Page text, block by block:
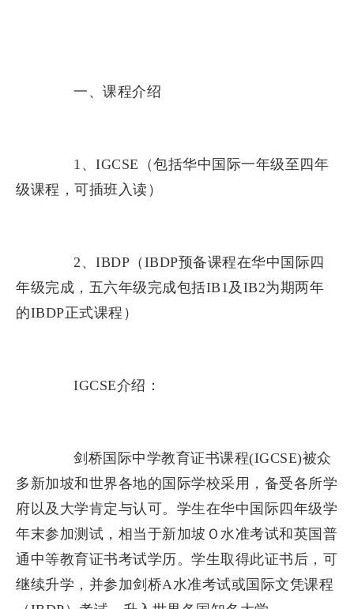
一、课程介绍
1、IGCSE（包括华中国际一年级至四年
级课程，可插班入读）
2、IBDP（IBDP预备课程在华中国际四
年级完成，五六年级完成包括IB1及IB2为期两年
的IBDP正式课程）
IGCSE介绍：
剑桥国际中学教育证书课程(IGCSE)被众
多新加坡和世界各地的国际学校采用，备受各所学
府以及大学肯定与认可。学生在华中国际四年级学
年末参加测试，相当于新加坡Ｏ水准考试和英国普
通中等教育证书考试学历。学生取得此证书后，可
继续升学，并参加剑桥A水准考试或国际文凭课程